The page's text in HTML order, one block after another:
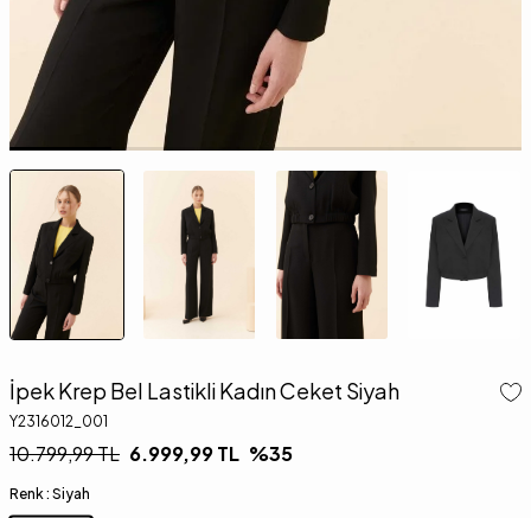
İpek Krep Bel Lastikli Kadın Ceket Siyah
Y2316012_001
10.799,99TL 6.999,99TL %35
Renk : Siyah